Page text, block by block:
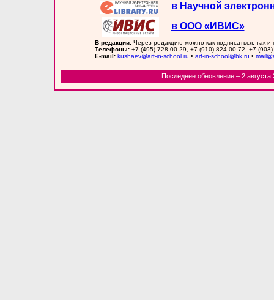
в Научной
в ООО «ИВИС»
В редакции:Через редакцию можно как подписаться, так
Телефоны:+7 (495) 728-00-29, +7 (910) 824-00-72, +7
E-mail: kushaev@art-in-school.ru • art-in-school@bk.ru •
Последнее обновление – 2 августа